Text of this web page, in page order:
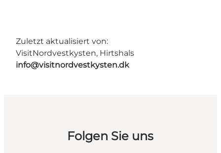
Zuletzt aktualisiert von:
VisitNordvestkysten, Hirtshals
info@visitnordvestkysten.dk
Folgen Sie uns